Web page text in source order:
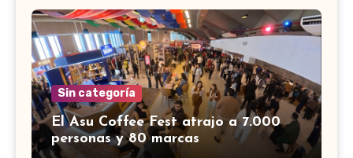
Sin categoría
El Asu Coffee Fest atrajo a 7.000
personas y 80 marcas